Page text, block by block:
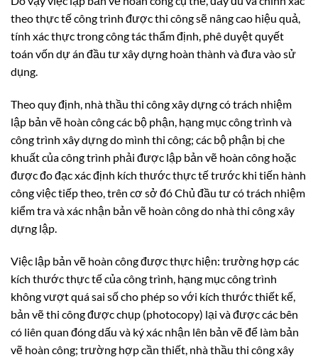
theo thực tế công trình được thi công sẽ nâng cao hiệu quả,
tính xác thực trong công tác thẩm định, phê duyệt quyết
toán vốn dự án đầu tư xây dựng hoàn thành và đưa vào sử
dụng.
Theo quy định, nhà thầu thi công xây dựng có trách nhiệm
lập bản vẽ hoàn công các bộ phận, hạng mục công trình và
công trình xây dựng do mình thi công; các bộ phận bị che
khuất của công trình phải được lập bản vẽ hoàn công hoặc
được đo đạc xác định kích thước thực tế trước khi tiến hành
công việc tiếp theo, trên cơ sở đó Chủ đầu tư có trách nhiệm
kiểm tra và xác nhận bản vẽ hoàn công do nhà thi công xây
dựng lập.
Việc lập bản vẽ hoàn công được thực hiện: trường hợp các
kích thước thực tế của công trình, hạng mục công trình
không vượt quá sai số cho phép so với kích thước thiết kế,
bản vẽ thi công được chụp (photocopy) lại và được các bên
có liên quan đóng dấu và ký xác nhận lên bản vẽ để làm bản
vẽ hoàn công; trường hợp cần thiết, nhà thầu thi công xây